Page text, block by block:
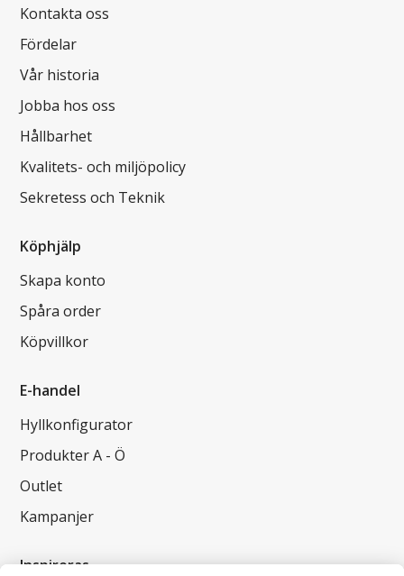
Kontakta oss
Fördelar
Vår historia
Jobba hos oss
Hållbarhet
Kvalitets- och miljöpolicy
Sekretess och Teknik
Köphjälp
Skapa konto
Spåra order
Köpvillkor
E-handel
Hyllkonfigurator
Produkter A - Ö
Outlet
Kampanjer
Inspireras